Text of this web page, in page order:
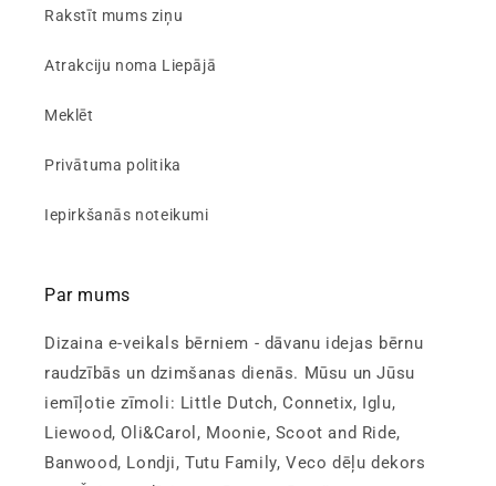
Rakstīt mums ziņu
Atrakciju noma Liepājā
Meklēt
Privātuma politika
Iepirkšanās noteikumi
Par mums
Dizaina e-veikals bērniem - dāvanu idejas bērnu
raudzībās un dzimšanas dienās. Mūsu un Jūsu
iemīļotie zīmoli: Little Dutch, Connetix, Iglu,
Liewood, Oli&Carol, Moonie, Scoot and Ride,
Banwood, Londji, Tutu Family, Veco dēļu dekors